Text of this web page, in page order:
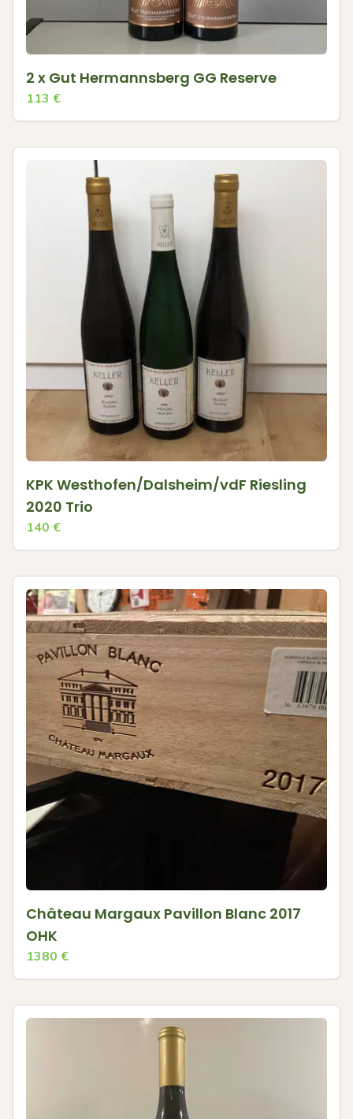
2 x Gut Hermannsberg GG Reserve
113 €
KPK Westhofen/Dalsheim/vdF Riesling
2020 Trio
140 €
Château Margaux Pavillon Blanc 2017
OHK
1380 €